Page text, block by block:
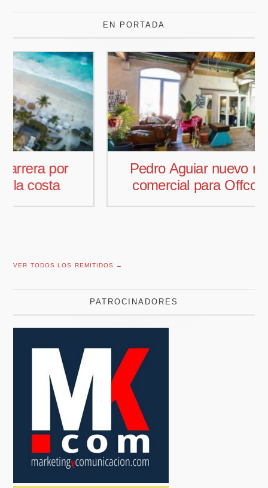
EN PORTADA
Pedro Aguiar nuevo responsable
comercial para Offcoustic Iberia
VER TODOS LOS REMITIDOS →
PATROCINADORES